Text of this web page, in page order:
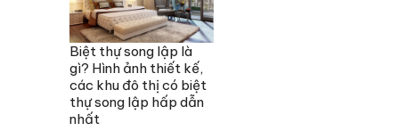
Biệt thự song lập là
gì? Hình ảnh thiết kế,
các khu đô thị có biệt
thự song lập hấp dẫn
nhất